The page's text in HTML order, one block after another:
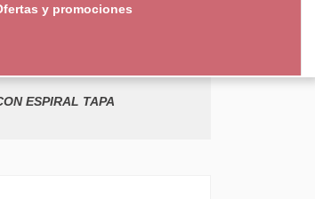
y promociones
ESPIRAL TAPA